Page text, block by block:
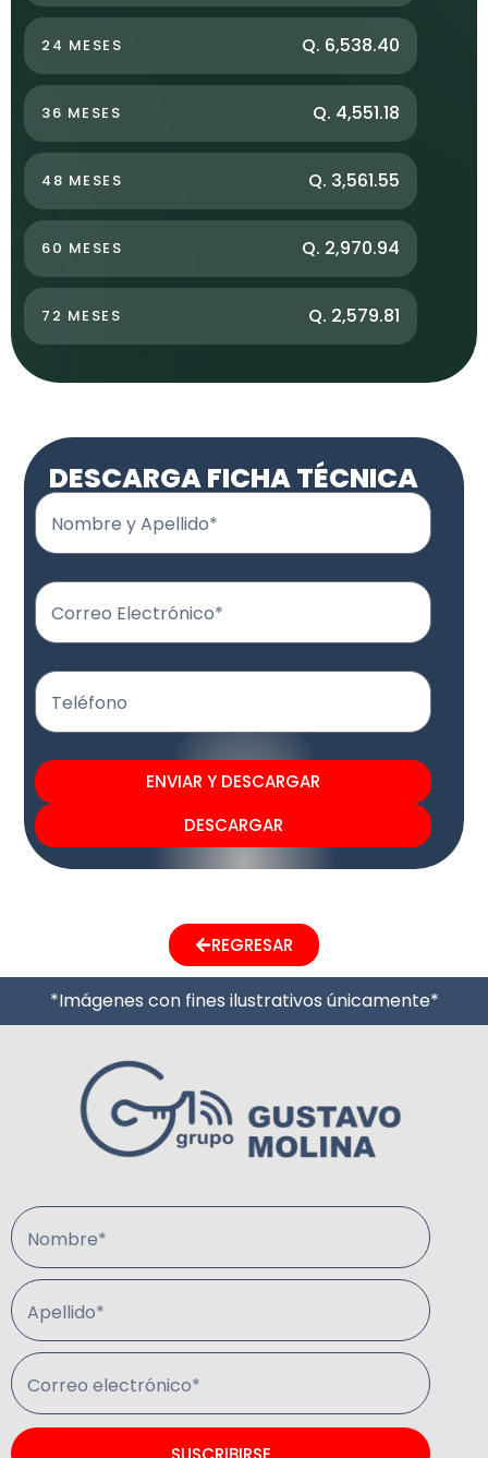
24 MESES Q. 6,538.40
36 MESES Q. 4,551.18
48 MESES Q. 3,561.55
60 MESES Q. 2,970.94
72 MESES Q. 2,579.81
DESCARGA FICHA TÉCNICA
Nombre y Apellido*
Correo Electrónico*
Teléfono
ENVIAR Y DESCARGAR
DESCARGAR
REGRESAR
*Imágenes con fines ilustrativos únicamente*
Nombre*
Apellido*
Correo electrónico*